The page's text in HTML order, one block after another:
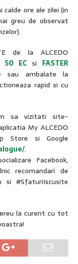
calde ore ale zilei (in
greu de observat
de la ALCEDO
50 ECsi FASTER
sau ambalate la
rapid si cu
sa vizitati site-
My ALCEDO
Store si Google
.
Facebook,
recomandari de
si #SfaturiIscusite
la curent cu tot